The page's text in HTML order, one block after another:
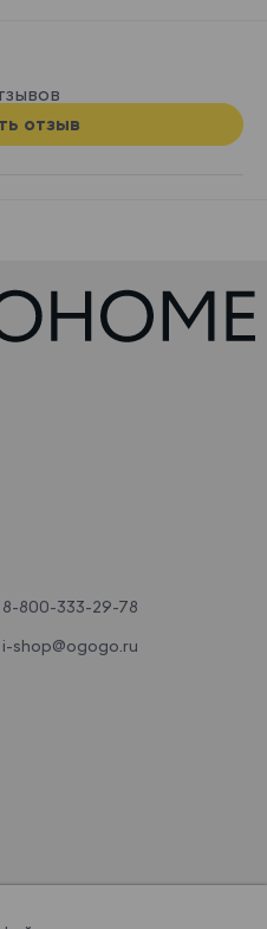
отзыв
8-800-333-29-78
i-shop@ogogo.ru